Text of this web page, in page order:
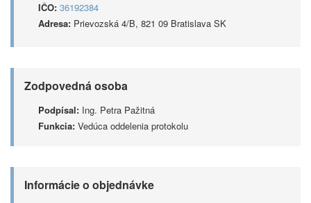
IČO: 36192384
Adresa: Prievozská 4/B, 821 09 Bratislava SK
Zodpovedná osoba
Podpísal: Ing. Petra Pažitná
Funkcia: Vedúca oddelenia protokolu
Informácie o objednávke